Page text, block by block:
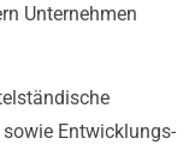
Unternehmen
Entwicklungs-